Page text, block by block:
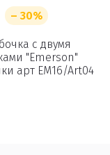
– 30%
с двумя
"Emerson"
арт EM16/Art04